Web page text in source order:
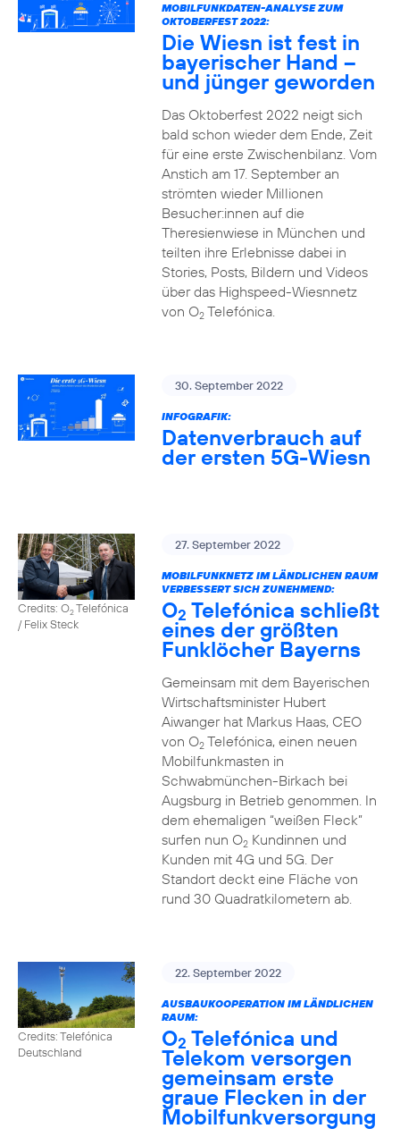
MOBILFUNKDATEN-ANALYSE ZUM
OKTOBERFEST 2022:
Die Wiesn ist fest in
bayerischer Hand –
und jünger geworden
Das Oktoberfest 2022 neigt sich
bald schon wieder dem Ende, Zeit
für eine erste Zwischenbilanz. Vom
Anstich am 17. September an
strömten wieder Millionen
Besucher:innen auf die
Theresienwiese in München und
teilten ihre Erlebnisse dabei in
Stories, Posts, Bildern und Videos
über das Highspeed-Wiesnnetz
von O2Telefónica.
30. September 2022
INFOGRAFIK:
Datenverbrauch auf
der ersten 5G-Wiesn
Credits: O2Telefónica
/ Felix Steck
27. September 2022
MOBILFUNKNETZ IM LÄNDLICHEN RAUM
VERBESSERT SICH ZUNEHMEND:
O2 Telefónica schließt
eines der größten
Funklöcher Bayerns
Gemeinsam mit dem Bayerischen
Wirtschaftsminister Hubert
Aiwanger hat Markus Haas, CEO
von O2Telefónica, einen neuen
Mobilfunkmasten in
Schwabmünchen-Birkach bei
Augsburg in Betrieb genommen. In
dem ehemaligen “weißen Fleck”
surfen nun O2Kundinnen und
Kunden mit 4G und 5G. Der
Standort deckt eine Fläche von
rund 30 Quadratkilometern ab.
Credits: Telefónica
Deutschland
22. September 2022
AUSBAUKOOPERATION IM LÄNDLICHEN
RAUM:
O2 Telefónica und
Telekom versorgen
gemeinsam erste
graue Flecken in der
Mobilfunkversorgung